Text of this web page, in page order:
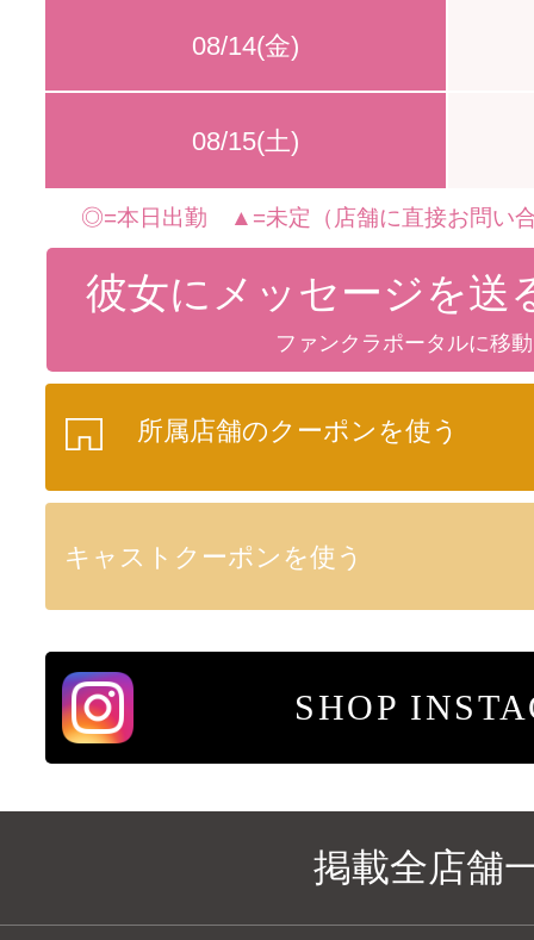
08/14(金)
08/15(土)
◎=本日出勤 ▲=未定（店舗に直接お問い
彼女にメッセージを送
ファンクラポータルに移
所属店舗のクーポンを使う
キャストクーポンを使う
SHOP
掲載全店舗